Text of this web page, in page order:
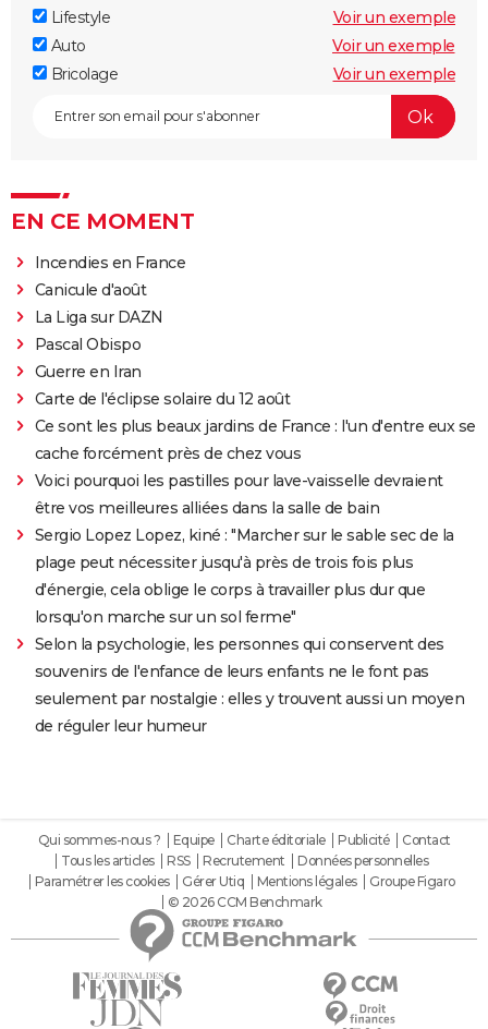
Lifestyle
Voir un exemple
Auto
Voir un exemple
Bricolage
Voir un exemple
EN CE MOMENT
Incendies en France
Canicule d'août
La Liga sur DAZN
Pascal Obispo
Guerre en Iran
Carte de l'éclipse solaire du 12 août
Ce sont les plus beaux jardins de France : l'un d'entre eux se
cache forcément près de chez vous
Voici pourquoi les pastilles pour lave-vaisselle devraient
être vos meilleures alliées dans la salle de bain
Sergio Lopez Lopez, kiné : "Marcher sur le sable sec de la
plage peut nécessiter jusqu'à près de trois fois plus
d'énergie, cela oblige le corps à travailler plus dur que
lorsqu'on marche sur un sol ferme"
Selon la psychologie, les personnes qui conservent des
souvenirs de l'enfance de leurs enfants ne le font pas
seulement par nostalgie : elles y trouvent aussi un moyen
de réguler leur humeur
Qui sommes-nous ? Equipe Charte éditoriale Publicité
Contact
Tous les articles
RSS Recrutement
Données personnelles
Paramétrer les cookies
Gérer Utiq Mentions légales
Groupe Figaro
© 2026 CCM Benchmark